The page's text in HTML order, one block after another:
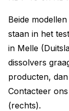
Beide
staan in het
in Melle
dissolvers
producten,
Contacteer
(rechts).